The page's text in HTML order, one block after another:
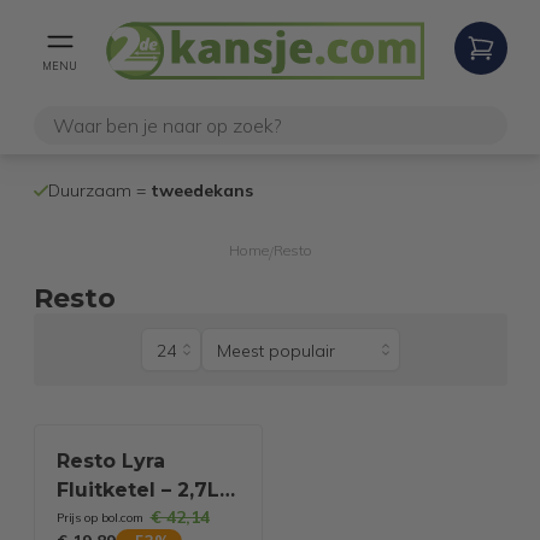
MENU
Duurzaam = tweedekans
Home/ Resto
Resto
Resto Lyra
Fluitketel – 2,7L –
RVS – Theeketel
Prijs op bol.com € 42,14